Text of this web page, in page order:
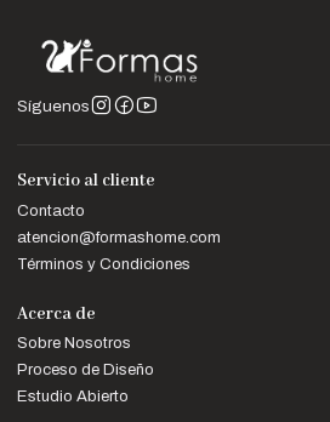
Síguenos
Servicio al cliente
Contacto
atencion@formashome.com
Términos y Condiciones
Acerca de
Sobre Nosotros
Proceso de Diseño
Estudio Abierto